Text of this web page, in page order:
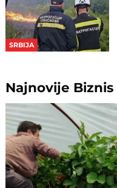
SRBIJA
Najnovije Biznis